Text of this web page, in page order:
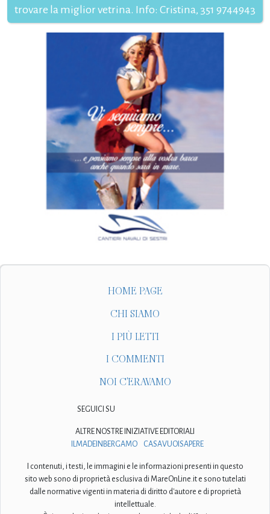
trovare la miglior vetrina. Info: Cristina, 351 9744943
HOME PAGE
CHI SIAMO
I PIÙ LETTI
I COMMENTI
NOI C'ERAVAMO
SEGUICI SU
ALTRE NOSTRE INIZIATIVE EDITORIALI
ILMADEINBERGAMO
CASAVUOISAPERE
I contenuti, i testi, le immagini e le informazioni presenti in questo
sito web sono di proprietà esclusiva di MareOnLine.it e sono tutelati
dalle normative vigenti in materia di diritto d'autore e di proprietà
intellettuale.